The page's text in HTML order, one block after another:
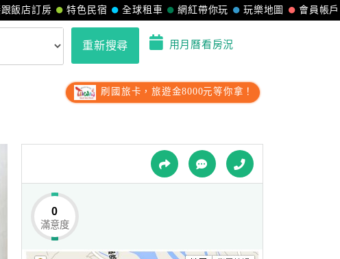
會員帳戶
玩樂地圖
網紅帶你玩
全球租車
特色民宿
跟飯店訂房
重新搜尋 用月曆看房況
刷國旅卡，旅遊金8000元等你拿！
0
滿意度